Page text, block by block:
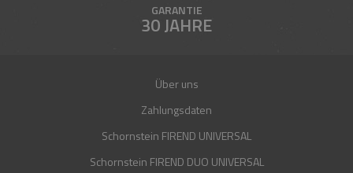
GARANTIE
30 JAHRE
Über uns
Zahlungsdaten
Schornstein FIREND UNIVERSAL
Schornstein FIREND DUO UNIVERSAL